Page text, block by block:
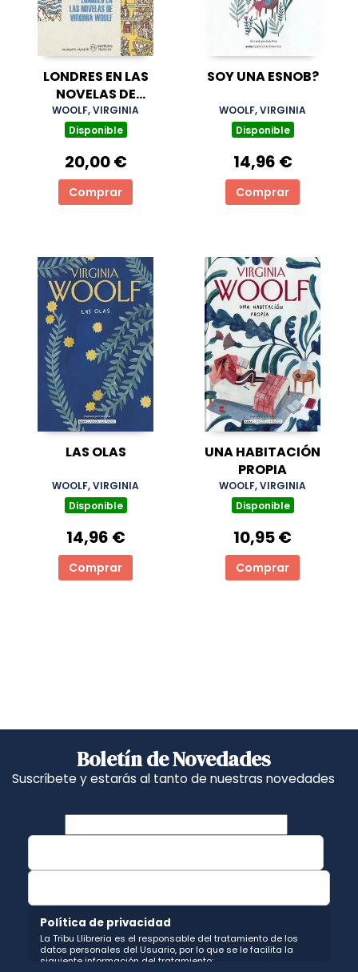
LONDRES EN LAS
NOVELAS DE
VIRGINIA WOOLF
WOOLF, VIRGINIA
Disponible
20,00 €
Comprar
SOY UNA ESNOB?
WOOLF, VIRGINIA
Disponible
14,96 €
Comprar
LAS OLAS
WOOLF, VIRGINIA
Disponible
14,96 €
Comprar
UNA HABITACIÓN
PROPIA
WOOLF, VIRGINIA
Disponible
10,95 €
Comprar
Boletín de Novedades
Suscríbete y estarás al tanto de nuestras novedades
Política de privacidad
La Tribu Llibreria es el responsable del tratamiento de los
datos personales del Usuario, por lo que se le facilita la
siguiente información del tratamiento: